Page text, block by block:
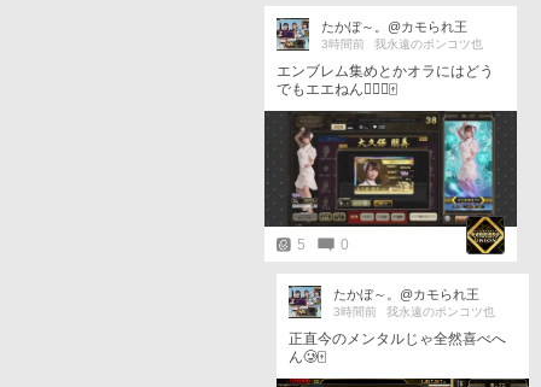
たかぼ～。@カモられ王
3時間前 我永遠のポンコツ也
エンブレム集めとかオラにはどう
でもエエねん😮‍💨💢🀄
5 0
たかぼ～。@カモられ王
3時間前 我永遠のポンコツ也
正直今のメンタルじゃ全然喜べへ
ん🥲🀄